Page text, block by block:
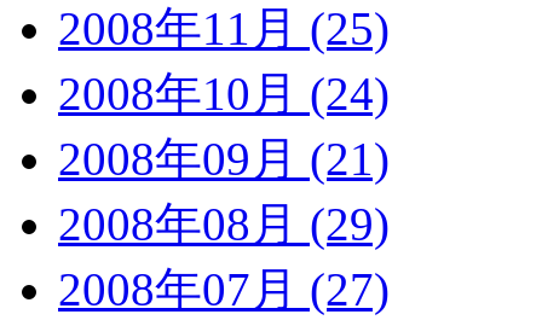
2008年11月 (25)
2008年10月 (24)
2008年09月 (21)
2008年08月 (29)
2008年07月 (27)